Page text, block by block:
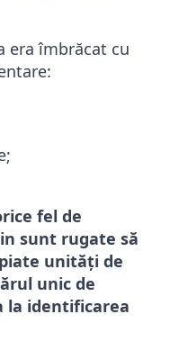
era îmbrăcat cu
fel de
sunt rugate să
unități de
unic de
la identificarea